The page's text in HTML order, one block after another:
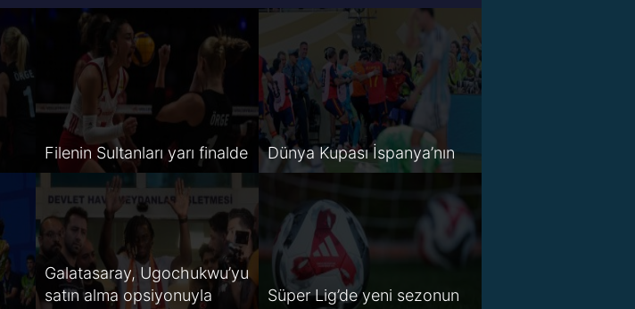
Tivibu Spor
TV8,5
S Sport 2
Spor Smart 2
HT Spor
Filenin Sultanları yarı finalde Dünya Kupası İspanya’nın
Galatasaray, Ugochukwu’yu
satın alma opsiyonuyla
Süper Lig’de yeni sezonun